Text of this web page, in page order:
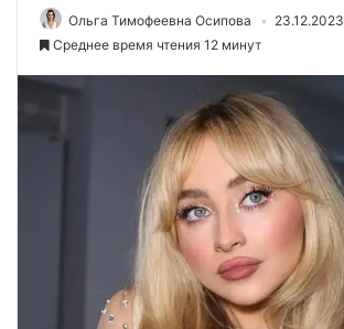
Ольга Тимофеевна Осипова 23.12.2023
Среднее время чтения 12 минут